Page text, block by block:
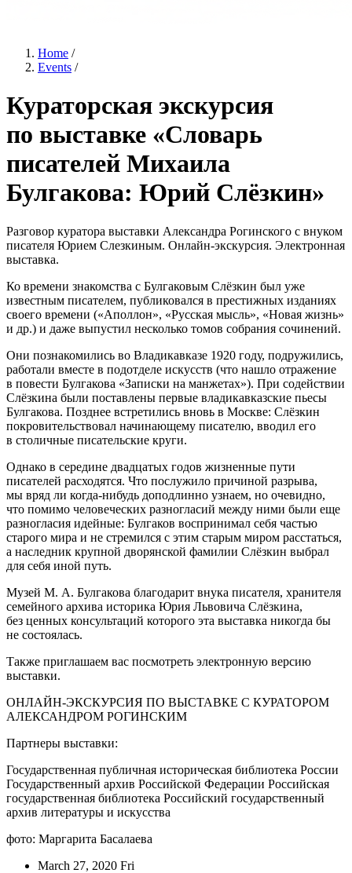
Home /
Events /
Кураторская экскурсия
по выставке «Словарь
писателей Михаила
Булгакова: Юрий Слёзкин»
Разговор куратора выставки Александра Рогинского с внуком
писателя Юрием Слезкиным. Онлайн‑экскурсия. Электронная
выставка.
Ко времени знакомства с Булгаковым Слёзкин был уже
известным писателем, публиковался в престижных изданиях
своего времени («Аполлон», «Русская мысль», «Новая жизнь»
и др.) и даже выпустил несколько томов собрания сочинений.
Они познакомились во Владикавказе 1920 году, подружились,
работали вместе в подотделе искусств (что нашло отражение
в повести Булгакова «Записки на манжетах»). При содействии
Слёзкина были поставлены первые владикавказские пьесы
Булгакова. Позднее встретились вновь в Москве: Слёзкин
покровительствовал начинающему писателю, вводил его
в столичные писательские круги.
Однако в середине двадцатых годов жизненные пути
писателей расходятся. Что послужило причиной разрыва,
мы вряд ли когда‑нибудь доподлинно узнаем, но очевидно,
что помимо человеческих разногласий между ними были еще
разногласия идейные: Булгаков воспринимал себя частью
старого мира и не стремился с этим старым миром расстаться,
а наследник крупной дворянской фамилии Слёзкин выбрал
для себя иной путь.
Музей М. А. Булгакова благодарит внука писателя, хранителя
семейного архива историка Юрия Львовича Слёзкина,
без ценных консультаций которого эта выставка никогда бы
не состоялась.
Также приглашаем вас посмотреть электронную версию
выставки.
ОНЛАЙН‑ЭКСКУРСИЯ ПО ВЫСТАВКЕ С КУРАТОРОМ
АЛЕКСАНДРОМ РОГИНСКИМ
Партнеры выставки:
Государственная публичная историческая библиотека России
Государственный архив Российской Федерации Российская
государственная библиотека Российский государственный
архив литературы и искусства
фото: Маргарита Басалаева
March 27, 2020 Fri